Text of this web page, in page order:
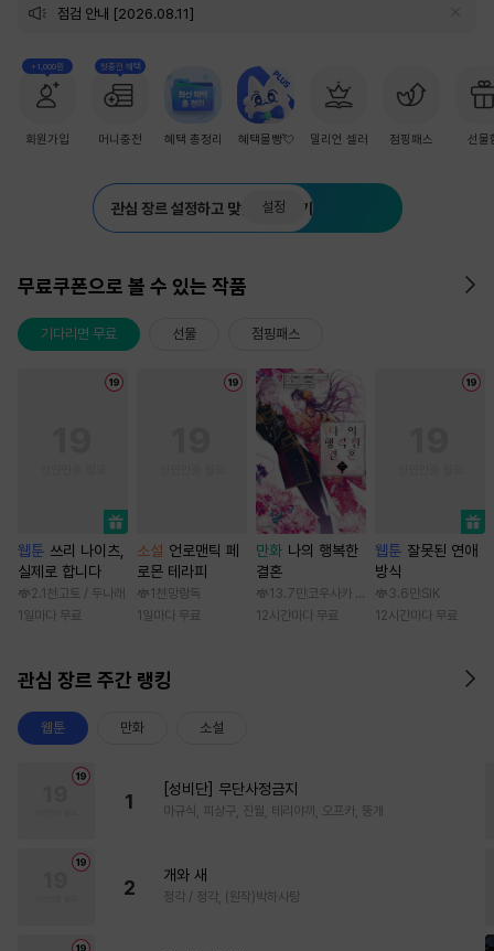
점검 안내 [2026.08.11]
+1,000원
회원가입
첫충전 혜택
머니충전 혜택 총정리 혜택몰빵💘 밀리언 셀러 점핑패스 선물
관심 장르 설정하고 맞춤 추천 받기
설정
무료쿠폰으로 볼 수 있는 작품
기다리면 무료 선물 점핑패스
웹툰 쓰리 나이츠,
실제로 합니다
2.1천 고토 / 두나래
1일마다 무료
소설 언로맨틱 페
로몬 테라피
1천 망랑독
1일마다 무료
만화 나의 행복한
결혼
13.7만 코우사카 리토 / 아기토기 아쿠미
12시간마다 무료
웹툰 잘못된 연애
방식
3.6만 SIK
12시간마다 무료
관심 장르 주간 랭킹
웹툰 만화 소설
1
[성비단] 무단사정금지
마규식, 피상구, 진월, 테리야끼, 오프카, 뚱개
2
개와 새
정각 / 정각, (원작)박하사탕